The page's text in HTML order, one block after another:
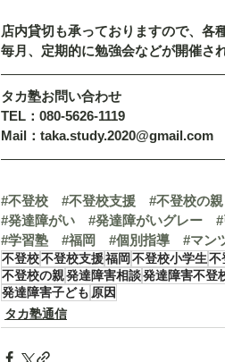
店内貸切も承っておりますので、各
毎月、定期的に勉強会などが開催さ
タカ塾お問い合わせ
TEL：080-5626-1119
Mail：taka.study.2020@gmail.com
#不登校 #不登校支援 #不登校の親
#発達障がい
#発達障がいグレー
#学習塾
#福岡 #個別指導 #マン
不登校不登校支援福岡 不登校小学生不
不登校の親発達障害相談発達障害不登
発達障害子ども 原因
タカ塾通信